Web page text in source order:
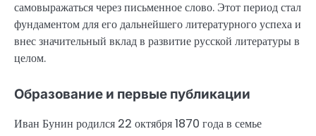
самовыражаться через письменное слово. Этот период стал
фундаментом для его дальнейшего литературного успеха и
внес значительный вклад в развитие русской литературы в
целом.
Образование и первые публикации
Иван Бунин родился 22 октября 1870 года в семье